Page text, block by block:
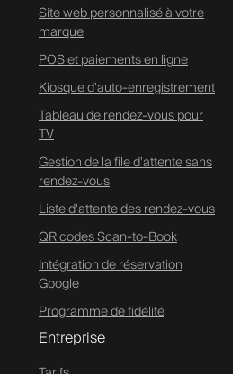
Site web personnalisé à votre
marque
POS et paiements en ligne
Kiosque d'auto-enregistrement
Tableau de rendez-vous pour
TV
Gestion de la file d'attente sans
rendez-vous
Liste d'attente des rendez-vous
QR codes Scan-to-Book
Intégration de réservation
Google
Programme de fidélité
Entreprise